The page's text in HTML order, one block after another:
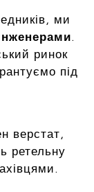
ми
.
ринок
під
верстат,
ретельну